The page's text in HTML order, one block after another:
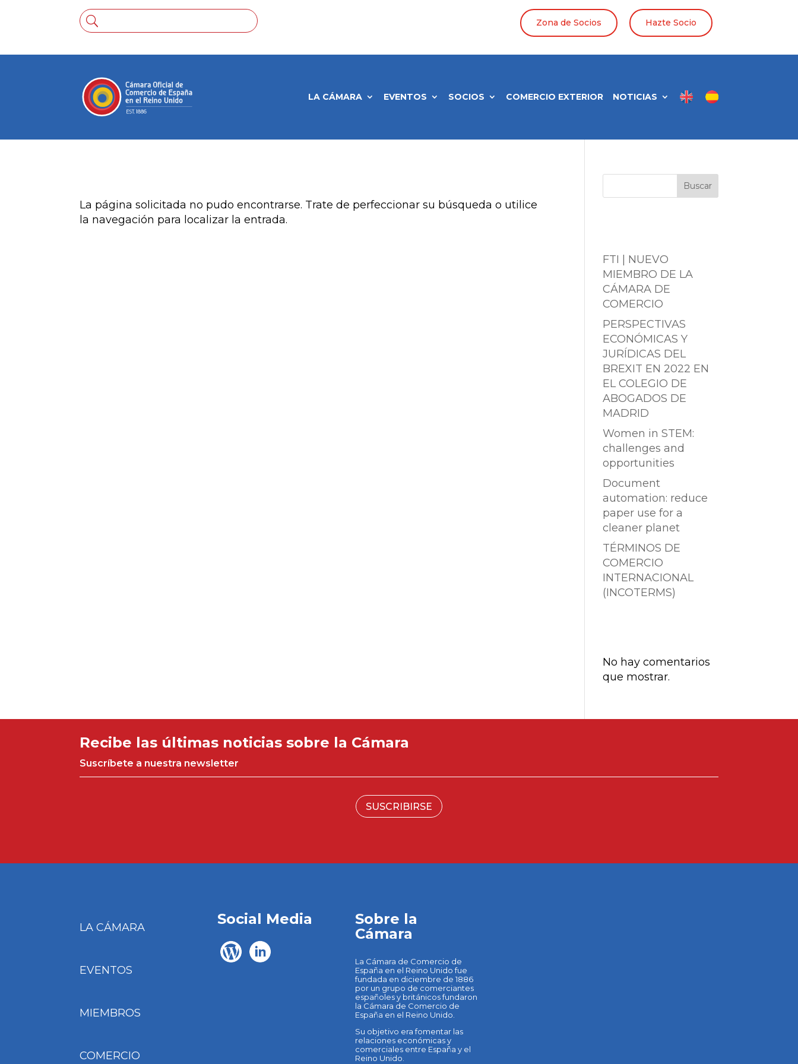
Zona de Socios Hazte Socio
LA CÁMARA EVENTOS SOCIOS COMERCIO EXTERIOR NOTICIAS
La página solicitada no pudo encontrarse. Trate de perfeccionar su búsqueda o utilice
la navegación para localizar la entrada.
Buscar
FTI | NUEVO
MIEMBRO DE LA
CÁMARA DE
COMERCIO
PERSPECTIVAS
ECONÓMICAS Y
JURÍDICAS DEL
BREXIT EN 2022 EN
EL COLEGIO DE
ABOGADOS DE
MADRID
Women in STEM:
challenges and
opportunities
Document
automation: reduce
paper use for a
cleaner planet
TÉRMINOS DE
COMERCIO
INTERNACIONAL
(INCOTERMS)
No hay comentarios
que mostrar.
Recibe las últimas noticias sobre la Cámara
Suscríbete a nuestra newsletter
SUSCRIBIRSE
LA CÁMARA
EVENTOS
MIEMBROS
COMERCIO
Social Media
Sobre la
Cámara
La Cámara de Comercio de
España en el Reino Unido fue
fundada en diciembre de 1886
por un grupo de comerciantes
españoles y británicos fundaron
la Cámara de Comercio de
España en el Reino Unido.
Su objetivo era fomentar las
relaciones económicas y
comerciales entre España y el
Reino Unido.